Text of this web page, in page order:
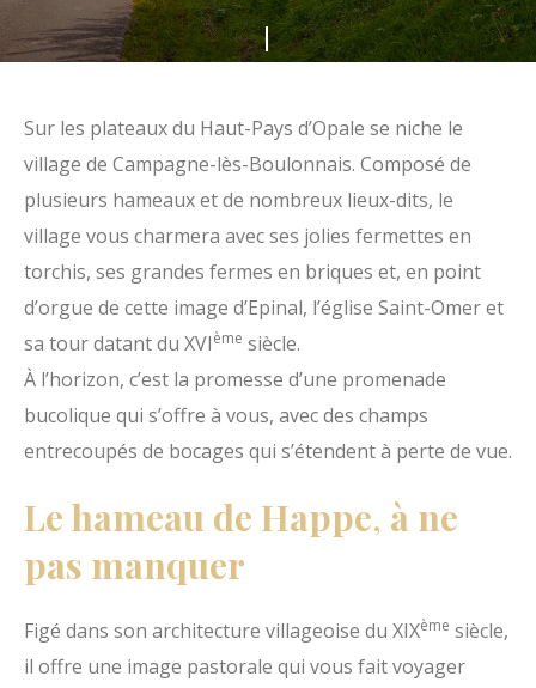
m
d
u
H
a
u
t
P
a
y
s
O
a
l
F
é
f
e
Sur les plateaux du Haut-Pays d’Opale se niche le
village de Campagne-lès-Boulonnais. Composé de
plusieurs hameaux et de nombreux lieux-dits, le
village vous charmera avec ses jolies fermettes en
torchis, ses grandes fermes en briques et, en point
d’orgue de cette image d’Epinal, l’église Saint-Omer et
sa tour datant du XVIème siècle.
À l’horizon, c’est la promesse d’une promenade
bucolique qui s’offre à vous, avec des champs
entrecoupés de bocages qui s’étendent à perte de vue.
Le hameau de Happe, à ne
pas manquer
Figé dans son architecture villageoise du XIXème siècle,
il offre une image pastorale qui vous fait voyager